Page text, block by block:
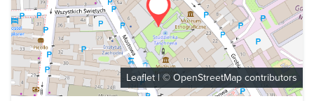
Leaflet| ©OpenStreetMap contributors